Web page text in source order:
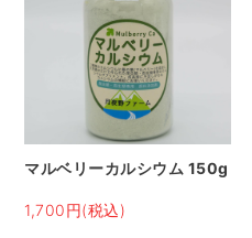
マルベリーカルシウム 150g
1,700円(税込)